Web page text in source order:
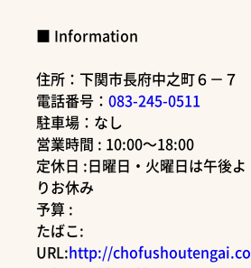
■ Information
住所：下関市長府中之町６－７
電話番号： 083-245-0511
駐車場：なし
営業時間 : 10:00～18:00
定休日 :日曜日・火曜日は午後よ
りお休み
予算 :
たばこ:
URL:http://chofushoutengai.co